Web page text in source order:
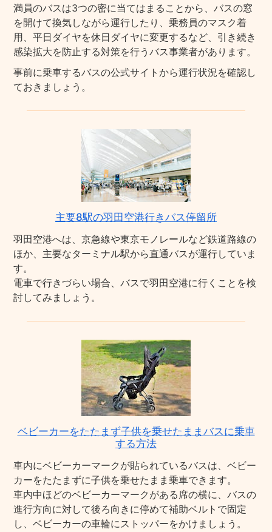
満員のバスは3つの密に当てはまることから、バスの窓
を開けて換気しながら運行したり、乗務員のマスク着
用、平日ダイヤを休日ダイヤに変更するなど、引き続き
感染拡大を防止する対策を行うバス事業者があります。
事前に乗車するバスの公式サイトから運行状況を確認し
ておきましょう。
主要8駅の羽田空港行きバス停留所
羽田空港へは、京急線や東京モノレールなど鉄道路線の
ほか、主要なターミナル駅から直通バスが運行していま
す。
電車で行きづらい場合、バスで羽田空港に行くことを検
討してみましょう。
ベビーカーをたたまず子供を乗せたままバスに乗車
する方法
車内にベビーカーマークが貼られているバスは、ベビー
カーをたたまずに子供を乗せたまま乗車できます。
車内中ほどのベビーカーマークがある席の横に、バスの
進行方向に対して後ろ向きに停めて補助ベルトで固定
し、ベビーカーの車輪にストッパーをかけましょう。